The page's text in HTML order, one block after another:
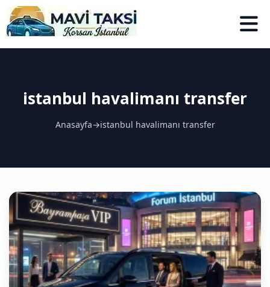
istanbul havalimanı transfer
Anasayfa→istanbul havalimanı transfer